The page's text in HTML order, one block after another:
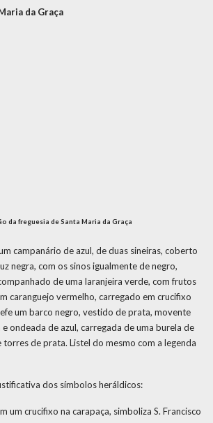
da Graça
da freguesia de Santa Maria da Graça
campanário de azul, de duas sineiras, coberto
negra, com os sinos igualmente de negro,
de uma laranjeira verde, com frutos
caranguejo vermelho, carregado em crucifixo
um barco negro, vestido de prata, movente
ondeada de azul, carregada de uma burela de
de prata. Listel do mesmo com a legenda
dos símbolos heráldicos:
um crucifixo na carapaça, simboliza S. Francisco